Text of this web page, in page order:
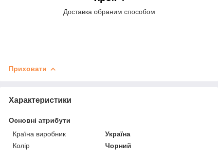
Доставка обраним способом
Приховати
Характеристики
Основні атрибути
Країна виробник
Україна
Колір
Чорний